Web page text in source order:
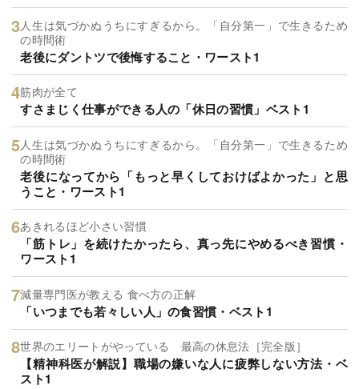
人生は気づかぬうちにすぎるから。「自分第一」で生きるため
の時間術
老後にダントツで後悔すること・ワースト1
筋肉が全て
すさまじく仕事ができる人の「休日の習慣」ベスト1
人生は気づかぬうちにすぎるから。「自分第一」で生きるため
の時間術
老後になってから「もっと早くしておけばよかった」と思
うこと・ワースト1
あきれるほど小さい習慣
「筋トレ」を続けたかったら、真っ先にやめるべき習慣・
ワースト1
減量専門医が教える 食べ方の正解
「いつまでも若々しい人」の食習慣・ベスト1
世界のエリートがやっている 最高の休息法［完全版］
【精神科医が解説】職場の嫌いな人に疲弊しない方法・ベ
スト1